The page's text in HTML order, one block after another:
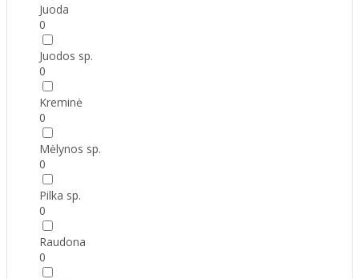
Juoda
0
Juodos sp.
0
Kreminė
0
Mėlynos sp.
0
Pilka sp.
0
Raudona
0